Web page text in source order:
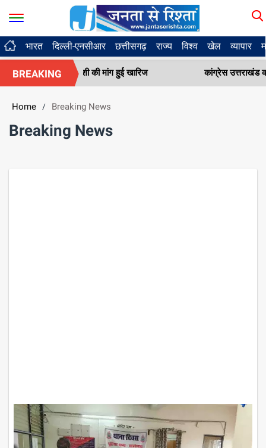
भारत दिल्ली-एनसीआर छत्तीसगढ़ राज्य विश्व खेल व्यापार
BREAKING
पेशी की मांग हुई खारिज कांग्रेस उत्तराखंड को मिली नई टीम,
Home / Breaking News
Breaking News